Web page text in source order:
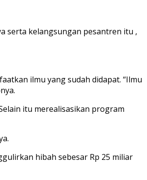
serta kelangsungan pesantren itu ,
ilmu yang sudah didapat. “Ilmu
itu merealisasikan program
hibah sebesar Rp 25 miliar